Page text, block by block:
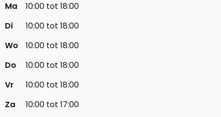
Ma
10:00 tot 18:00
Di
10:00 tot 18:00
Wo
10:00 tot 18:00
Do
10:00 tot 18:00
Vr
10:00 tot 18:00
Za
10:00 tot 17:00